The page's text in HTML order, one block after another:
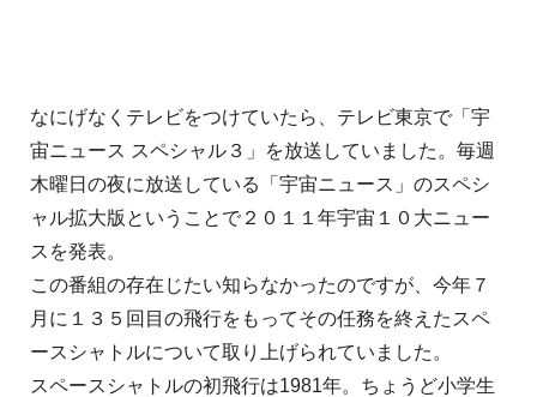
なにげなくテレビをつけていたら、テレビ東京で「宇
宙ニュース スペシャル３」を放送していました。毎週
木曜日の夜に放送している「宇宙ニュース」のスペシ
ャル拡大版ということで２０１１年宇宙１０大ニュー
スを発表。
この番組の存在じたい知らなかったのですが、今年７
月に１３５回目の飛行をもってその任務を終えたスペ
ースシャトルについて取り上げられていました。
スペースシャトルの初飛行は1981年。ちょうど小学生